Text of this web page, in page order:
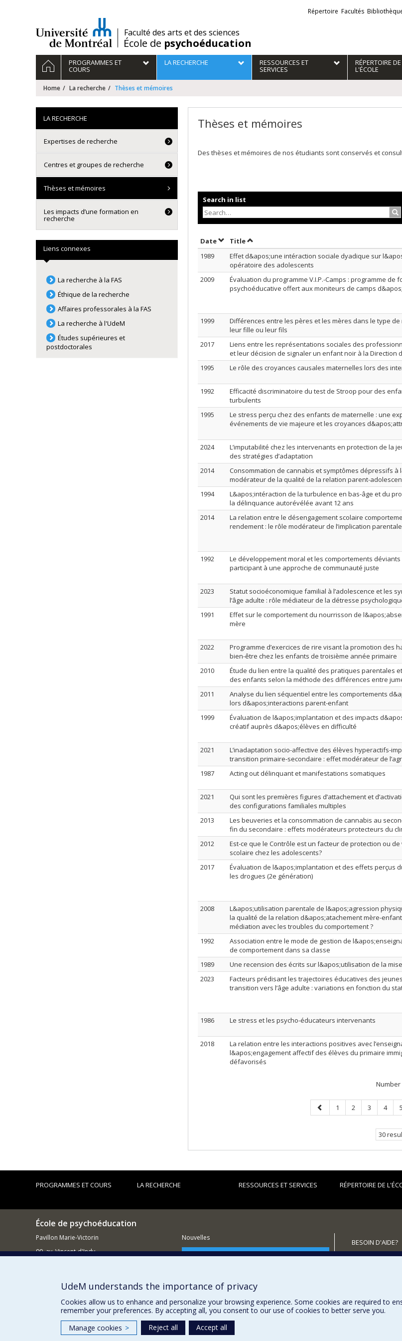
/Faculté des arts et des sciences
École de psychoéducation
Liens
externes
Répertoire Facultés
Navigation
principale
HOMEPROGRAMMES ET
COURS
LA RECHERCHE RESSOURCES ET
SERVICES
RÉPERTOIRE DE
L'ÉCOLE
Home La recherche Thèses et mémoires
Thèses et mémoires
Des thèses et mémoires de nos étudiants sont conservés et
Search in list
DateSort by date in descending order
TitleSort by title in descending order
1989
Effet d&apos;une intéraction sociale dyadique sur
opératoire des adolescents
2009
Évaluation du programme V.I.P.-Camps : programme de
psychoéducative offert aux moniteurs de camps
1999
Différences entre les pères et les mères dans le type
leur fille ou leur fils
2017
Liens entre les représentations sociales des
et leur décision de signaler un enfant noir à la Direction
1995 Le rôle des croyances causales maternelles lors des
1992
Efficacité discriminatoire du test de Stroop pour des
turbulents
1995
Le stress perçu chez des enfants de maternelle : une
événements de vie majeure et les croyances
2024
L’imputabilité chez les intervenants en protection de la
des stratégies d’adaptation
2014
Consommation de cannabis et symptômes dépressifs à
modérateur de la qualité de la relation parent-
1994
L&apos;intéraction de la turbulence en bas-âge et du
la délinquance autorévélée avant 12 ans
2014
La relation entre le désengagement scolaire
rendement : le rôle modérateur de l’implication parentale
1992
Le développement moral et les comportements
participant à une approche de communauté juste
2023
Statut socioéconomique familial à l’adolescence et les
l’âge adulte : rôle médiateur de la détresse
1991
Effet sur le comportement du nourrisson de
mère
2022
Programme d’exercices de rire visant la promotion des
bien-être chez les enfants de troisième année primaire
2010
Étude du lien entre la qualité des pratiques parentales
des enfants selon la méthode des différences entre
2011
Analyse du lien séquentiel entre les comportements
lors d&apos;interactions parent-enfant
1999
Évaluation de l&apos;implantation et des impacts
créatif auprès d&apos;élèves en difficulté
2021
L’inadaptation socio-affective des élèves hyperactifs-
transition primaire-secondaire : effet modérateur de
1987
Acting out délinquant et manifestations somatiques
2021
Qui sont les premières figures d’attachement et
des configurations familiales multiples
2013
Les beuveries et la consommation de cannabis au
fin du secondaire : effets modérateurs protecteurs du
2012
Est-ce que le Contrôle est un facteur de protection ou
scolaire chez les adolescents?
2017
Évaluation de l&apos;implantation et des effets perçus
les drogues (2e génération)
2008
L&apos;utilisation parentale de l&apos;agression
la qualité de la relation d&apos;atachement mère-
médiation avec les troubles du comportement ?
1992
Association entre le mode de gestion de
de comportement dans sa classe
1989 Une recension des écrits sur l&apos;utilisation de la
2023
Facteurs prédisant les trajectoires éducatives des
transition vers l’âge adulte : variations en fonction du
1986
Le stress et les psycho-éducateurs intervenants
2018
La relation entre les interactions positives avec
l&apos;engagement affectif des élèves du primaire
défavorisés
Previous
page
Page
1 Page
2 Page
3 Page
4 5
30
LA RECHERCHE
Expertises de recherche
Centres et groupes de recherche
Thèses et mémoires
Les impacts d’une formation en
recherche
Liens connexes
La recherche à la FAS
Éthique de la recherche
Affaires professorales à la FAS
La recherche à l'UdeM
Études supérieures et
postdoctorales
PROGRAMMES ET COURS LA RECHERCHE RESSOURCES ET SERVICES RÉPERTOIRE DE
École de psychoéducation
Pavillon Marie-Victorin
90, av. Vincent-d'Indy
Nouvelles
Comment soutenir l'École?
BESOIN D'AIDE?
Plan du site
UdeM understands the importance of privacy
Cookies allow us to enhance and personalize your browsing experience. Some cookies are required to
remember your preferences. By accepting all, you consent to our use of cookies to better serve you.
Manage cookies > Reject all Accept all